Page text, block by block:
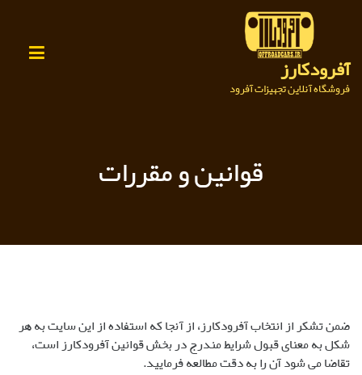
آفرودکارز
فروشگاه آنلاین تجهیزات آفرود
قوانین و مقررات
ضمن تشکر از انتخاب آفرودکارز، از آنجا که استفاده از این سایت به هر
شکل به معنای قبول شرایط مندرج در بخش قوانین آفرودکارز است،
تقاضا می شود آن را به دقت مطالعه فرمایید.